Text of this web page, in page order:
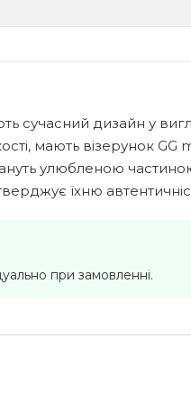
сучасний дизайн у
мають візерунок
улюбленою
їхню
при замовленні.